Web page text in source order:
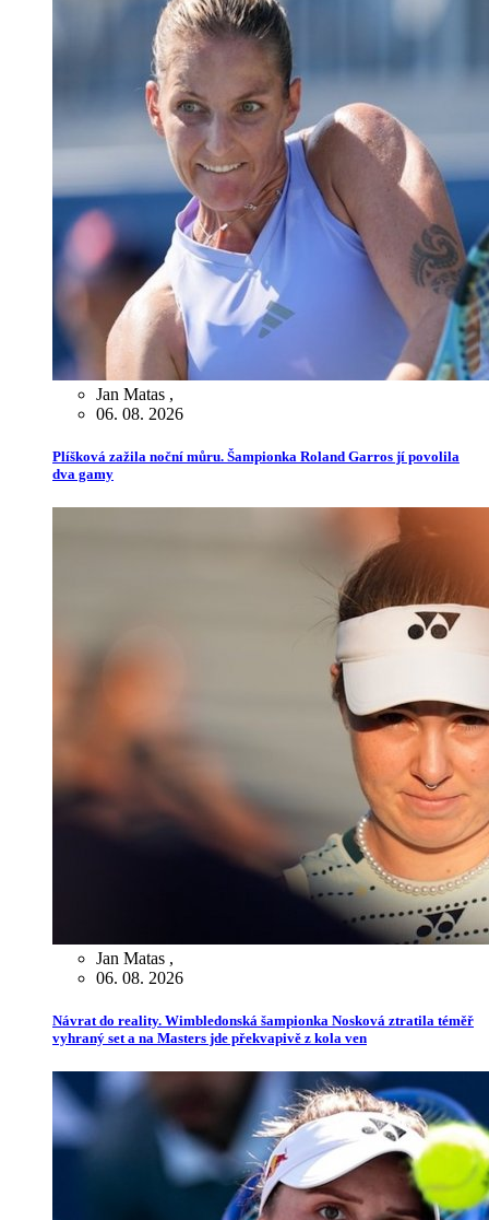
Jan Matas ,
06. 08. 2026
Plíšková zažila noční můru. Šampionka Roland Garros jí povolila
dva gamy
Jan Matas ,
06. 08. 2026
Návrat do reality. Wimbledonská šampionka Nosková ztratila téměř
vyhraný set a na Masters jde překvapivě z kola ven